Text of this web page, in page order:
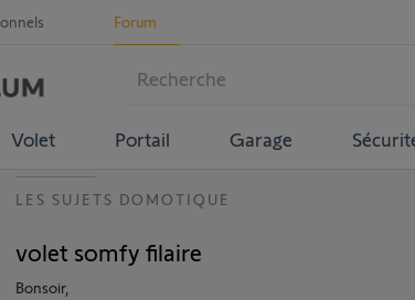
Forum
Volet Portail Garage
LES SUJETS DOMOTIQUE
volet somfy filaire
Bonsoir,